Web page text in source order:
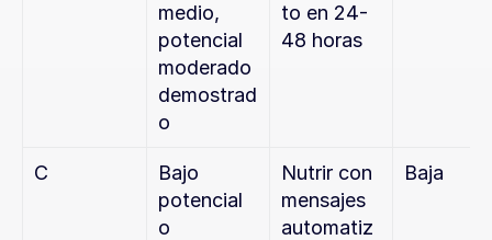
medio,
potencial
moderado
demostrad
o
to en 24-
48 horas
C
Bajo
potencial
o
Nutrir con
mensajes
automatiz
Baja